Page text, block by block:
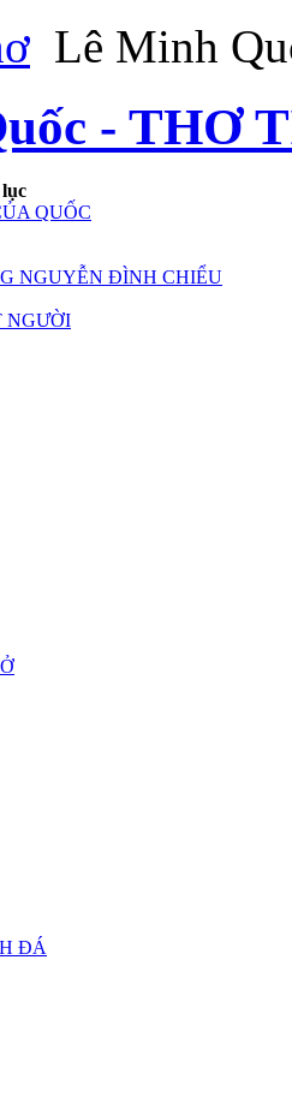
Lê Minh
- THƠ
QUỐC
NGUYỄN ĐÌNH CHIỂU
NGƯỜI
ĐÁ